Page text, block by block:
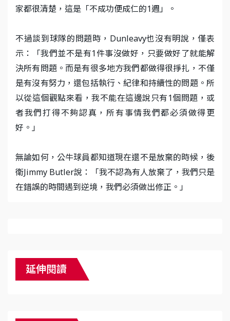
家都很清楚，這是「不成功便成仁的1週」。
不過談到球隊的問題時，Dunleavy也沒有明說，僅表
示：「我們並不是有1件事沒做好，只要做好了就能解
決所有問題。而是有很多地方我們都做得很掙扎，不僅
是有沒有努力，還包括執行、紀律和持續性的問題。所
以從這個觀點來看，我不能在這邊說只有1個問題，或
者我們打得不夠認真，所有事情我們都必須做得更
好。」
無論如何，公牛球員都知道現在還不是放棄的時候，後
衛Jimmy Butler說：「我不認為有人放棄了，我們只是
在錯誤的時間遇到逆境，我們必須做出修正。」
延伸閱讀